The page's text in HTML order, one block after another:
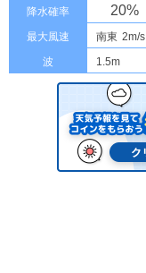
降水確率 20%
最大風速 南東 2m/s
波
1.5m